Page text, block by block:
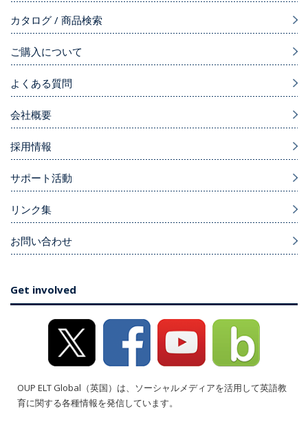
カタログ / 商品検索
ご購入について
よくある質問
会社概要
採用情報
サポート活動
リンク集
お問い合わせ
Get involved
OUP ELT Global（英国）は、ソーシャルメディアを活用して英語教
育に関する各種情報を発信しています。